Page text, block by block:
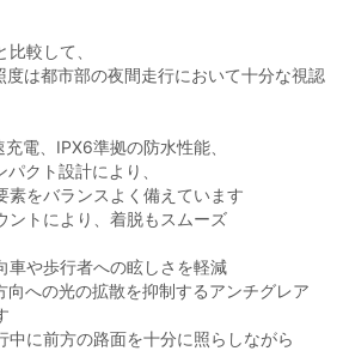
較して、
は都市部の夜間走行において十分な視認
電、IPX6準拠の防水性能、
クト設計により、
素をバランスよく備えています
ントにより、着脱もスムーズ
車や歩行者への眩しさを軽減
への光の拡散を抑制するアンチグレア
中に前方の路面を十分に照らしながら